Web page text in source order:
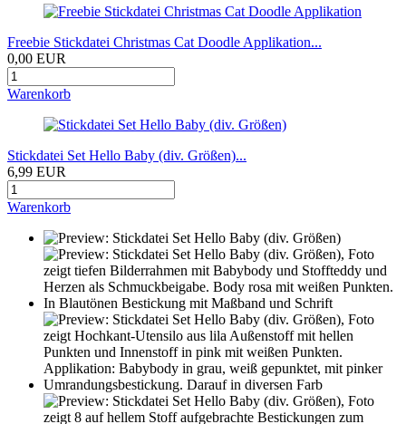
Freebie Stickdatei Christmas Cat Doodle Applikation...
0,00 EUR
Warenkorb
Stickdatei Set Hello Baby (div. Größen)...
6,99 EUR
Warenkorb